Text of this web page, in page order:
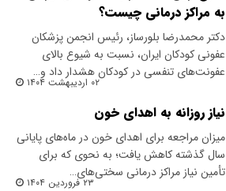
به مراکز درمانی چیست؟
دکتر محمدرضا بلورساز، رئیس انجمن پزشکان
عفونی کودکان ایران، نسبت به شیوع بالای
عفونت‌های تنفسی در کودکان هشدار داد و…
۰۲ اردیبهشت ۱۴۰۴
نیاز روزانه به اهدای خون
میزان مراجعه برای اهدای خون در ماه‌های پایانی
سال گذشته کاهش یافت؛ به نحوی که برای
تأمین نیاز مراکز درمانی سختی‌های…
۲۳ فروردین ۱۴۰۴